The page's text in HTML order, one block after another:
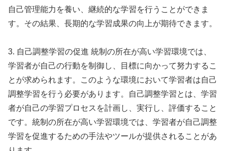
自己管理能力を養い、継続的な学習を行うことができま
す。その結果、長期的な学習成果の向上が期待できます。
3. 自己調整学習の促進 統制の所在が高い学習環境では、
学習者が自己の行動を制御し、目標に向かって努力するこ
とが求められます。このような環境において学習者は自己
調整学習を行う必要があります。自己調整学習とは、学習
者が自己の学習プロセスを計画し、実行し、評価すること
です。統制の所在が高い学習環境では、学習者が自己調整
学習を促進するための手法やツールが提供されることがあ